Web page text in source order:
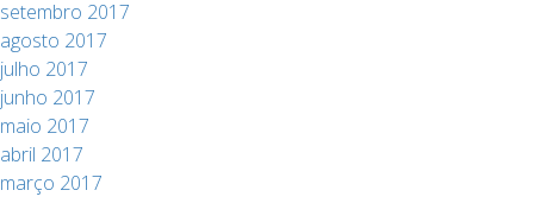
setembro 2017
agosto 2017
julho 2017
junho 2017
maio 2017
abril 2017
março 2017